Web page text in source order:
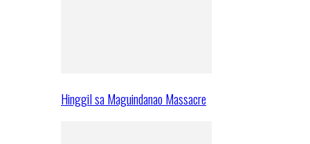
Hinggil sa Maguindanao Massacre